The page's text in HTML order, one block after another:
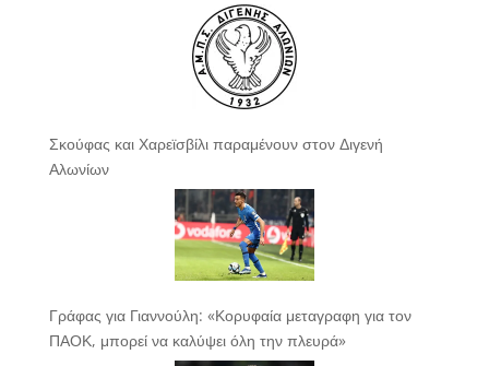
Σκούφας και Χαρεϊσβίλι παραμένουν στον Διγενή
Αλωνίων
Γράφας για Γιαννούλη: «Κορυφαία μεταγραφη για τον
ΠΑΟΚ, μπορεί να καλύψει όλη την πλευρά»